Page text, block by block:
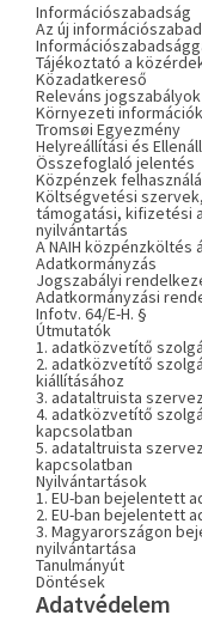
Információszabadság
Az új
Tájékoztató a
Közadatkereső
Releváns jogszabályok
Környezeti információk
Tromsøi Egyezmény
Helyreállítási és
Összefoglaló jelentés
Közpénzek
Költségvetési
támogatási, kifizetési
nyilvántartás
A NAIH
Adatkormányzás
Jogszabályi
Adatkormányzási
Infotv. 64/E-H. §
Útmutatók
1. adatközvetítő
2. adatközvetítő
kiállításához
3. adataltruista
4. adatközvetítő
kapcsolatban
5. adataltruista
kapcsolatban
Nyilvántartások
1. EU-ban bejelentett
2. EU-ban bejelentett
3. Magyarországon
nyilvántartása
Tanulmányút
Döntések
Adatvédelem